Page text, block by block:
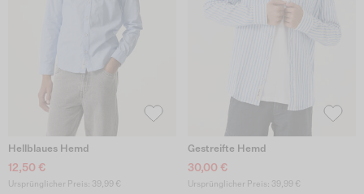
Hellblaues Hemd
12,50 €
Ursprünglicher Preis: 39,99 €
Gestreifte Hemd
30,00 €
Ursprünglicher Preis: 39,99 €